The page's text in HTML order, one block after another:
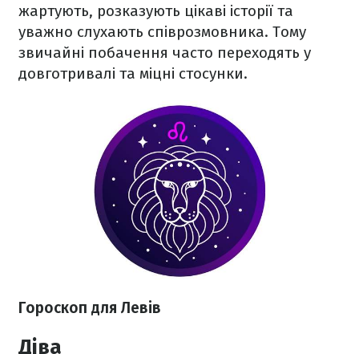
жартують, розказують цікаві історії та
уважно слухають співрозмовника. Тому
звичайні побачення часто переходять у
довготривалі та міцні стосунки.
Гороскоп для Левів
Діва